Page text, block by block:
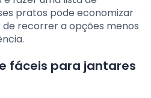
pratos pode economizar
recorrer a opções menos
fáceis para jantares